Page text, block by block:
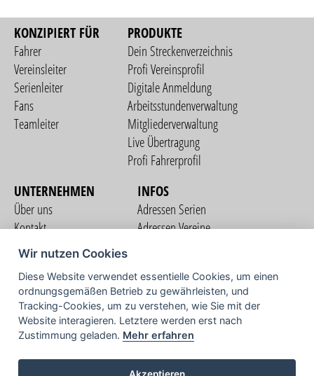
KONZIPIERT FÜR
Fahrer
Vereinsleiter
Serienleiter
Fans
Teamleiter
PRODUKTE
Dein Streckenverzeichnis
Profi Vereinsprofil
Digitale Anmeldung
Arbeitsstundenverwaltung
Mitgliederverwaltung
Live Übertragung
Profi Fahrerprofil
UNTERNEHMEN
Über uns
Kontakt
Nutzungsbedingungen
Datenschutzerklärung
Impressum
INFOS
Adressen Serien
Adressen Vereine
COMMUNITY
TV
Wir nutzen Cookies
Diese Website verwendet essentielle Cookies, um einen
ordnungsgemäßen Betrieb zu gewährleisten, und
Tracking-Cookies, um zu verstehen, wie Sie mit der
Website interagieren. Letztere werden erst nach
Zustimmung geladen. Mehr erfahren